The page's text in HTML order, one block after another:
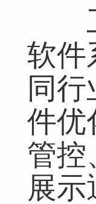
工
软件
同
件优
管控
展示